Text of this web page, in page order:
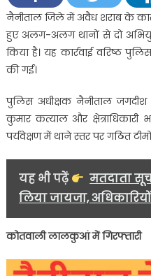
नैनीताल जिले में अवैध शराब के
हुए अलग-अलग थानों से दो
किया है। यह कार्रवाई वरिष्ठ
की गई।
पुलिस अधीक्षक नैनीताल जगदीश
कुमार कत्याल और
पर्यवेक्षण में थाने स्तर पर गठित
यह भी पढ़ें
मतदाता
लिया जायजा,
कोतवाली लालकुआं में गिरफ्तारी